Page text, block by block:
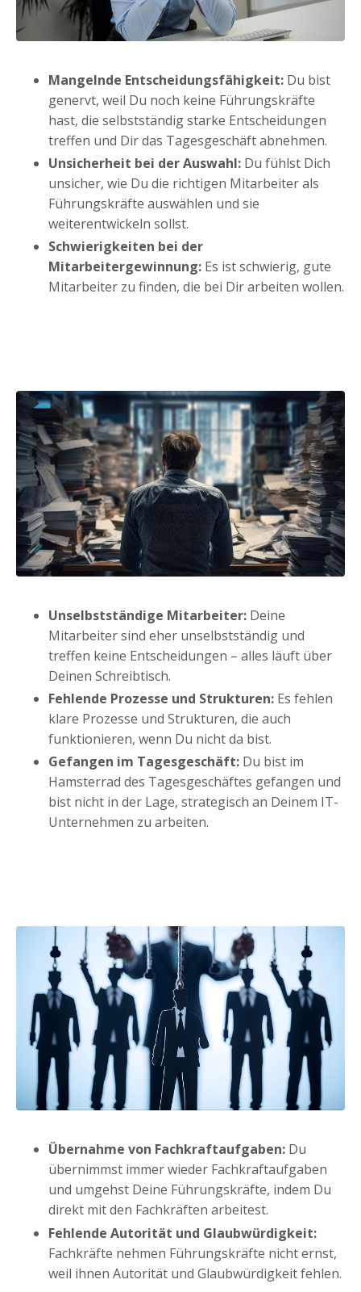
Mangelnde Entscheidungsfähigkeit: Du bist
genervt, weil Du noch keine Führungskräfte
hast, die selbstständig starke Entscheidungen
treffen und Dir das Tagesgeschäft abnehmen.
Unsicherheit bei der Auswahl: Du fühlst Dich
unsicher, wie Du die richtigen Mitarbeiter als
Führungskräfte auswählen und sie
weiterentwickeln sollst.
Schwierigkeiten bei der
Mitarbeitergewinnung: Es ist schwierig, gute
Mitarbeiter zu finden, die bei Dir arbeiten wollen.
Unselbstständige Mitarbeiter: Deine
Mitarbeiter sind eher unselbstständig und
treffen keine Entscheidungen – alles läuft über
Deinen Schreibtisch.
Fehlende Prozesse und Strukturen: Es fehlen
klare Prozesse und Strukturen, die auch
funktionieren, wenn Du nicht da bist.
Gefangen im Tagesgeschäft: Du bist im
Hamsterrad des Tagesgeschäftes gefangen und
bist nicht in der Lage, strategisch an Deinem IT-
Unternehmen zu arbeiten.
Übernahme von Fachkraftaufgaben: Du
übernimmst immer wieder Fachkraftaufgaben
und umgehst Deine Führungskräfte, indem Du
direkt mit den Fachkräften arbeitest.
Fehlende Autorität und Glaubwürdigkeit:
Fachkräfte nehmen Führungskräfte nicht ernst,
weil ihnen Autorität und Glaubwürdigkeit fehlen.